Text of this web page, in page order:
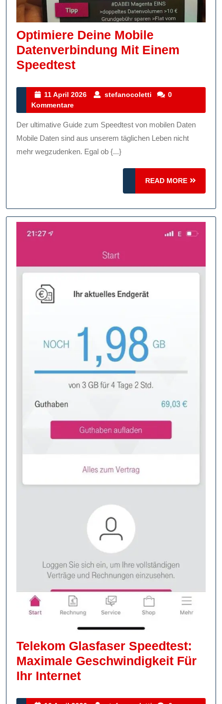
Optimiere Deine Mobile
Datenverbindung Mit Einem
SpeedtestOptimiere
Mobile
Mit
Einem
Speedtest
11 April 2026
11
2026
stefanocoletti stefanocoletti
0
Kommentare
Der ultimative Guide zum Speedtest von mobilen Daten
Mobile Daten sind aus unserem täglichen Leben nicht
mehr wegzudenken. Egal ob {...}
READ MORE
READ
MORE
Telekom Glasfaser Speedtest:
Maximale Geschwindigkeit Für
Ihr InternetTelekom